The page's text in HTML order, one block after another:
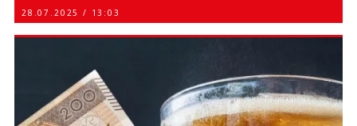
28.07.2025 / 13:03